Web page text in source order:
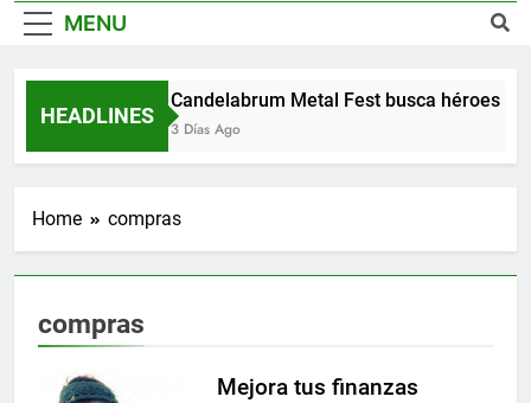
MENU
HEADLINES
Candelabrum Metal Fest busca héroes de
3 Días Ago
Home compras
compras
Mejora tus finanzas